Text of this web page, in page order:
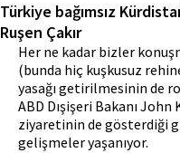
Türkiye bağımsız
Ruşen Çakır
Her ne kadar bizler
(bunda hiç kuşkusuz
yasağı getirilmesinin de
ABD Dışişeri Bakanı
ziyaretinin de gösterdiği
gelişmeler yaşanıyor.